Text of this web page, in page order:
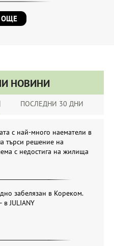
НОВИНИ
ПОСЛЕДНИ 30 ДНИ
с най-много наематели в
търси решение на
с недостига на жилища
забелязан в Кореком.
в JULIANY